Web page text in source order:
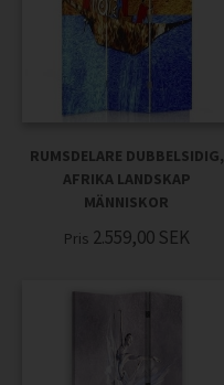
RUMSDELARE DUBBELSIDIG,
AFRIKA LANDSKAP
MÄNNISKOR
Pris 2.559,00 SEK